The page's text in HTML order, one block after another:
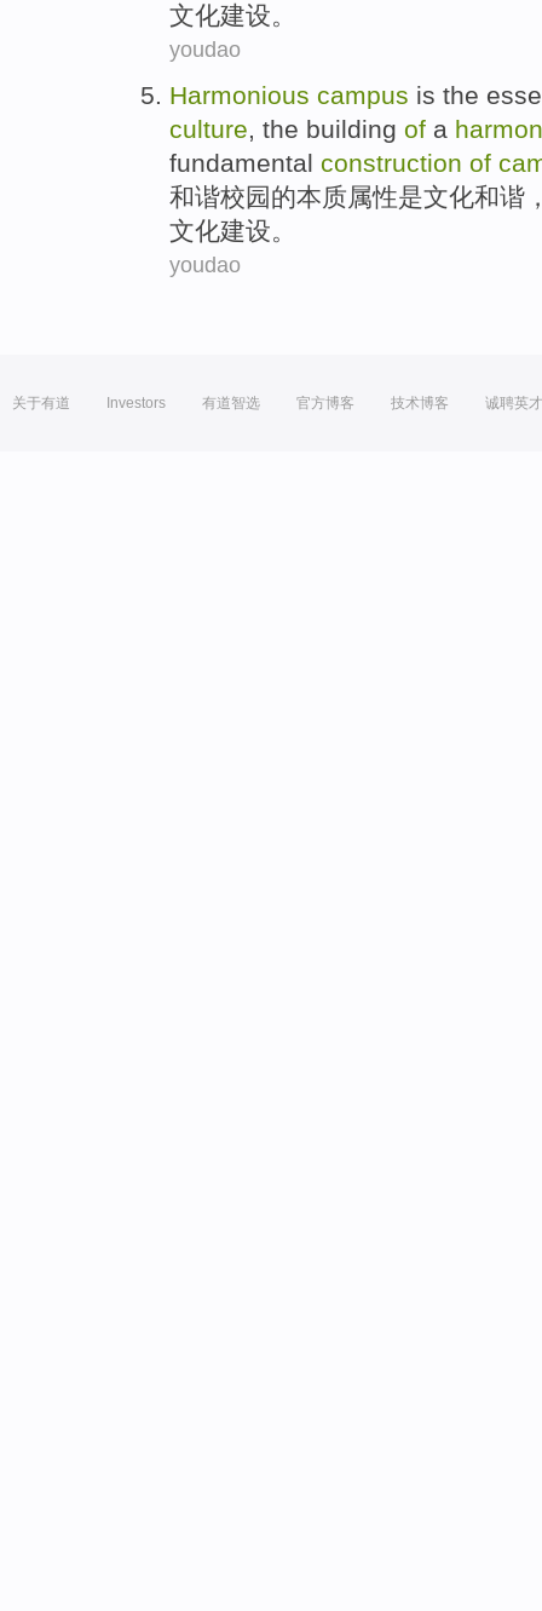
文化建设。
youdao
Harmonious campus is the
culture, the building of a
fundamental construction of
和谐校园的本质属性是文化和谐
文化建设。
youdao
关于有道 Investors 有道智选 官方博客 技术博客 诚聘英才